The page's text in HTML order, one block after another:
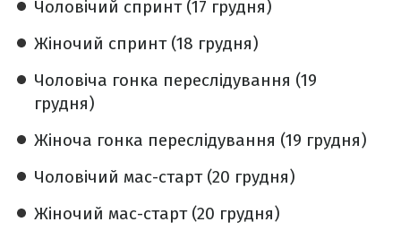
Чоловічий спринт (17 грудня)
Жіночий спринт (18 грудня)
Чоловіча гонка переслідування (19
грудня)
Жіноча гонка переслідування (19 грудня)
Чоловічий мас-старт (20 грудня)
Жіночий мас-старт (20 грудня)